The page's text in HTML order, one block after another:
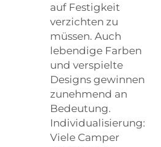
auf Festigkeit
verzichten zu
müssen. Auch
lebendige Farben
und verspielte
Designs gewinnen
zunehmend an
Bedeutung.
Individualisierung:
Viele Camper